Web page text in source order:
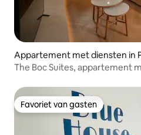
Appartement met diensten in
The Boc Suites, appartement
Favoriet van gasten
Favoriet van gasten